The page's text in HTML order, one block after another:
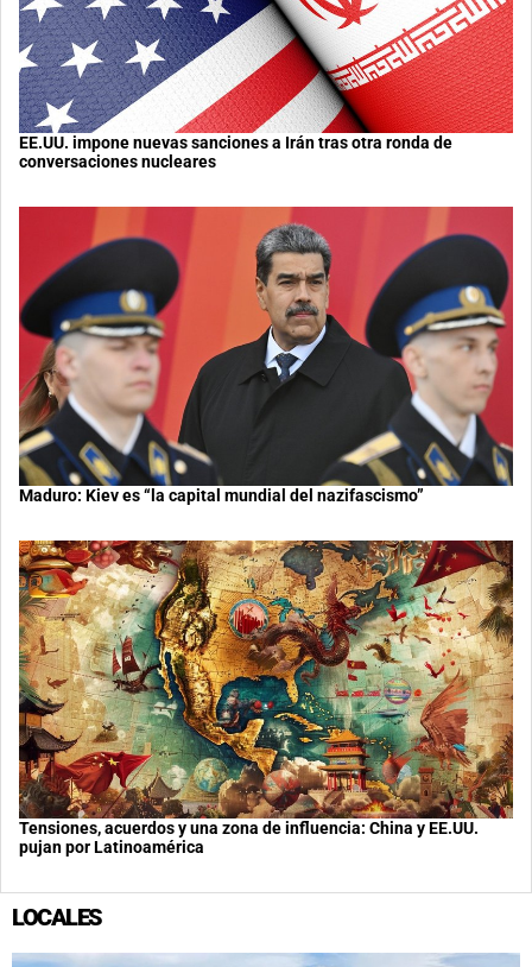
EE.UU. impone nuevas sanciones a Irán tras otra ronda de
conversaciones nucleares
Maduro: Kiev es “la capital mundial del nazifascismo”
Tensiones, acuerdos y una zona de influencia: China y EE.UU.
pujan por Latinoamérica
LOCALES